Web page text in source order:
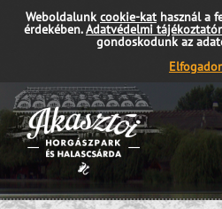
Weboldalunkcookie-kathasznál a
érdekében.Adatvédelmi
gondoskodunk az